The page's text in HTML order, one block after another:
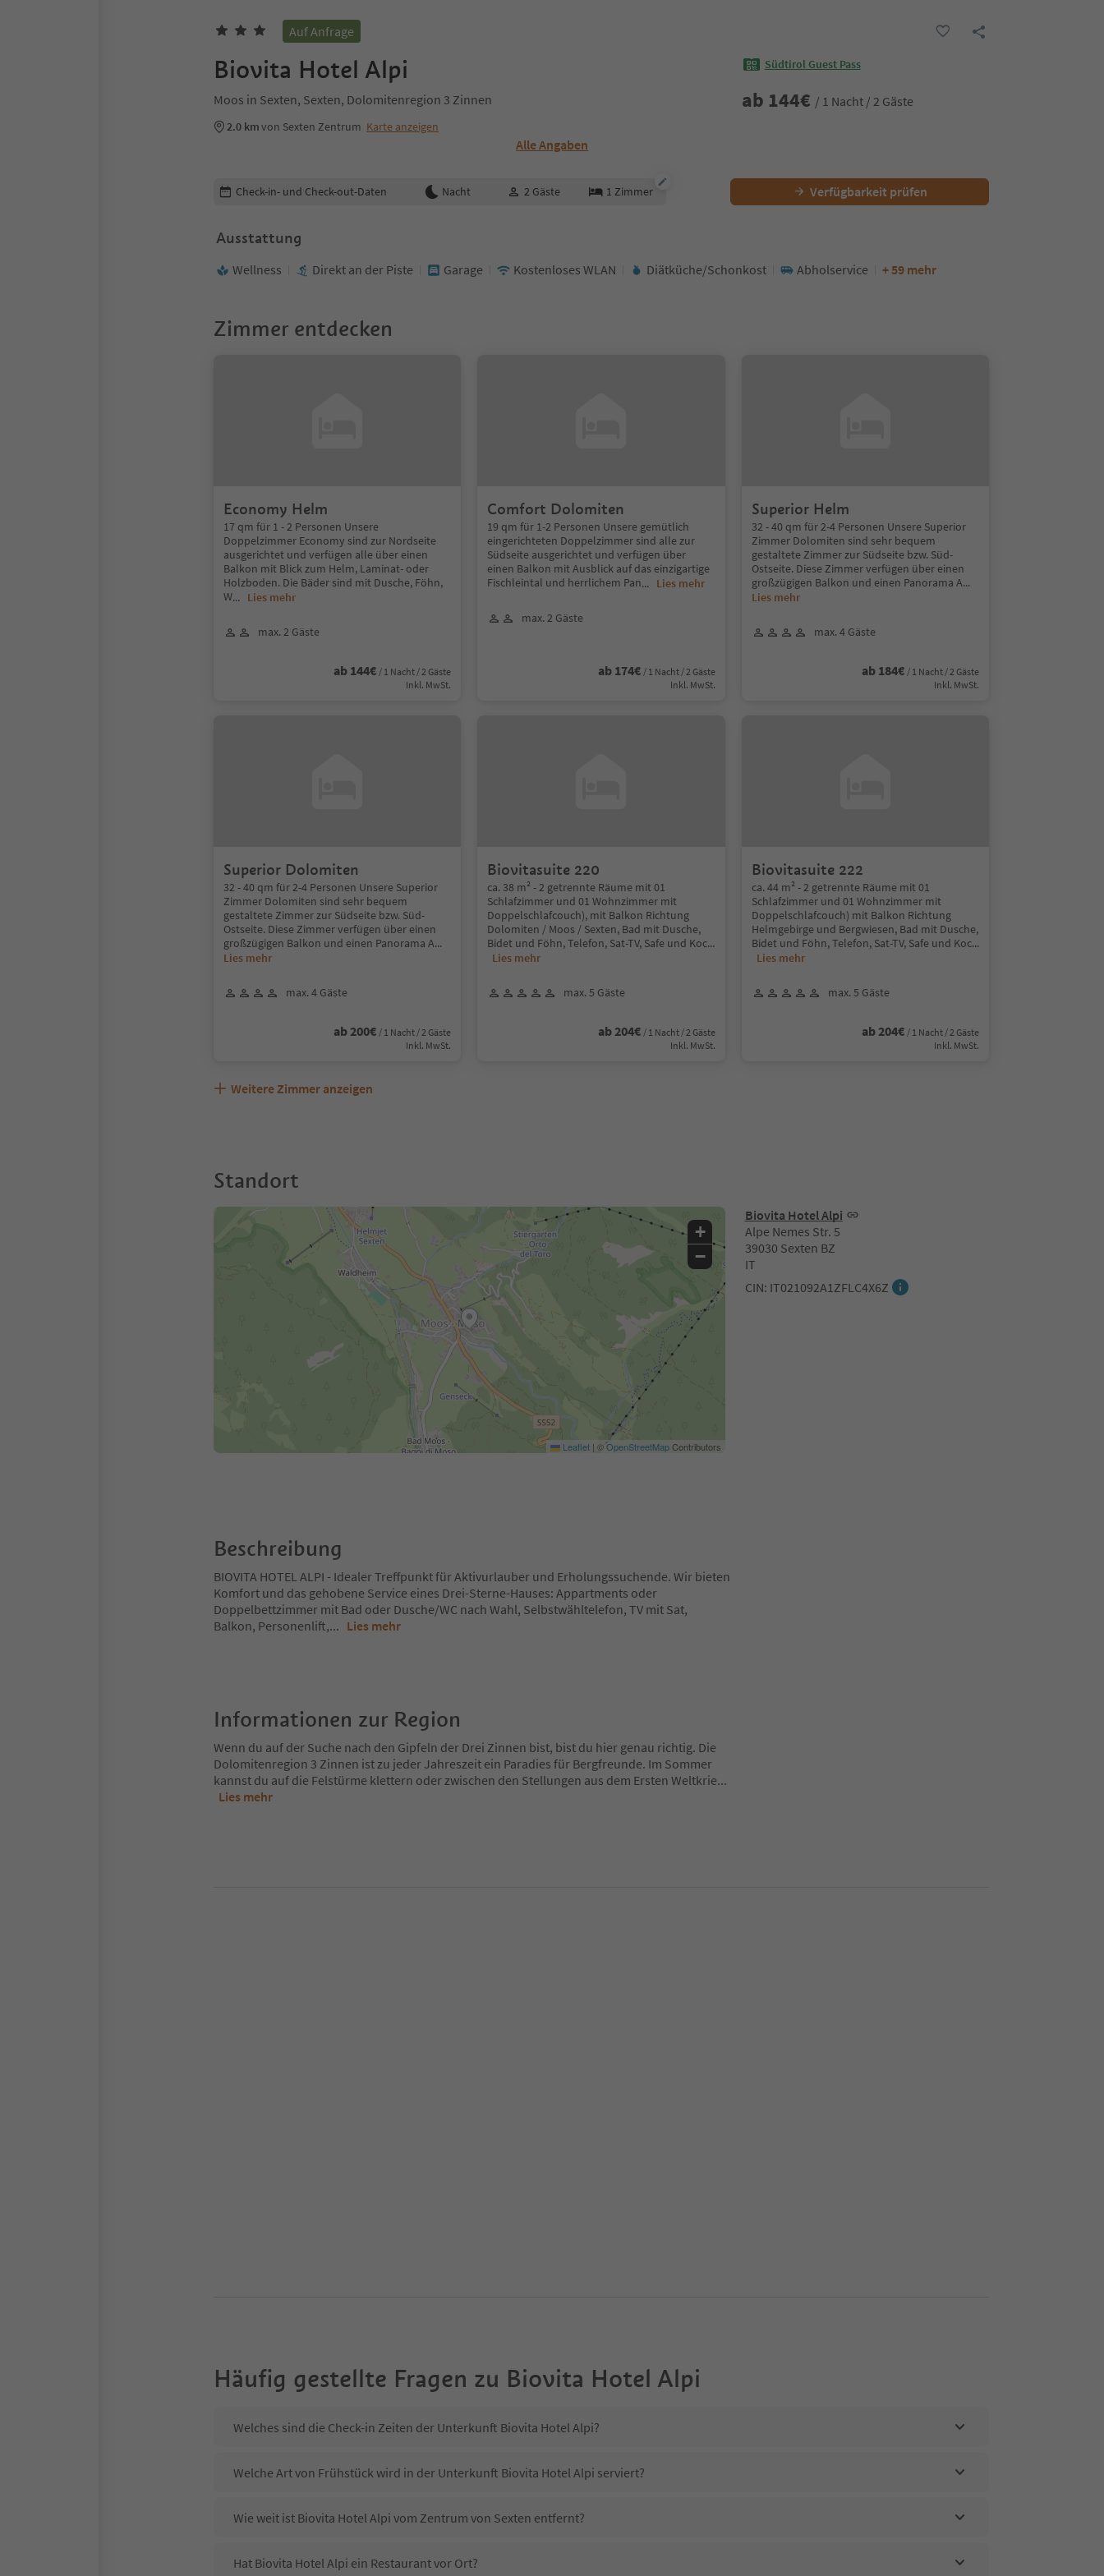
Auf Anfrage
Biovita Hotel Alpi
Moos in Sexten, Sexten, Dolomitenregion 3 Zinnen
2.0 kmvon Sexten Zentrum Karte anzeigen
Alle Angaben
Südtirol Guest Pass
ab 144€ / 1 Nacht / 2 Gäste
Buchungsdetails bearbeiten
Check-in- und Check-out-Daten Nacht 2 Gäste 1 Zimmer Verfügbarkeit prüfen
Ausstattung
Wellness Direkt an der Piste Garage Kostenloses WLAN Diätküche/Schonkost Abholservice + 59 mehr
Zimmer entdecken
Economy Helm
17 qm für 1 - 2 Personen Unsere
Doppelzimmer Economy sind zur Nordseite
ausgerichtet und verfügen alle über einen
Balkon mit Blick zum Helm, Laminat- oder
Holzboden. Die Bäder sind mit Dusche, Föhn,
W... Lies mehr
max. 2 Gäste
ab 144€ / 1 Nacht / 2 Gäste
Inkl. MwSt.
Comfort Dolomiten
19 qm für 1-2 Personen Unsere gemütlich
eingerichteten Doppelzimmer sind alle zur
Südseite ausgerichtet und verfügen über
einen Balkon mit Ausblick auf das einzigartige
Fischleintal und herrlichem Pan... Lies mehr
max. 2 Gäste
ab 174€ / 1 Nacht / 2 Gäste
Inkl. MwSt.
Superior Helm
32 - 40 qm für 2-4 Personen Unsere Superior
Zimmer Dolomiten sind sehr bequem
gestaltete Zimmer zur Südseite bzw. Süd-
Ostseite. Diese Zimmer verfügen über einen
großzügigen Balkon und einen Panorama A...
Lies mehr
max. 4 Gäste
ab 184€ / 1 Nacht / 2 Gäste
Inkl. MwSt.
Superior Dolomiten
32 - 40 qm für 2-4 Personen Unsere Superior
Zimmer Dolomiten sind sehr bequem
gestaltete Zimmer zur Südseite bzw. Süd-
Ostseite. Diese Zimmer verfügen über einen
großzügigen Balkon und einen Panorama A...
Lies mehr
max. 4 Gäste
ab 200€ / 1 Nacht / 2 Gäste
Inkl. MwSt.
Biovitasuite 220
ca. 38 m² - 2 getrennte Räume mit 01
Schlafzimmer und 01 Wohnzimmer mit
Doppelschlafcouch), mit Balkon Richtung
Dolomiten / Moos / Sexten, Bad mit Dusche,
Bidet und Föhn, Telefon, Sat-TV, Safe und Koc...
Lies mehr
max. 5 Gäste
ab 204€ / 1 Nacht / 2 Gäste
Inkl. MwSt.
Biovitasuite 222
ca. 44 m² - 2 getrennte Räume mit 01
Schlafzimmer und 01 Wohnzimmer mit
Doppelschlafcouch) mit Balkon Richtung
Helmgebirge und Bergwiesen, Bad mit Dusche,
Bidet und Föhn, Telefon, Sat-TV, Safe und Koc...
Lies mehr
max. 5 Gäste
ab 204€ / 1 Nacht / 2 Gäste
Inkl. MwSt.
Weitere Zimmer anzeigen
Standort
Biovita Hotel Alpi
Alpe Nemes Str. 5
39030 Sexten BZ
IT
CIN: IT021092A1ZFLC4X6Z
+
−
Leaflet | ©OpenStreetMapContributors
Beschreibung
BIOVITA HOTEL ALPI - Idealer Treffpunkt für Aktivurlauber und Erholungssuchende. Wir bieten
Komfort und das gehobene Service eines Drei-Sterne-Hauses: Appartments oder
Doppelbettzimmer mit Bad oder Dusche/WC nach Wahl, Selbstwähltelefon, TV mit Sat,
Balkon, Personenlift,... Lies mehr
Informationen zur Region
Wenn du auf der Suche nach den Gipfeln der Drei Zinnen bist, bist du hier genau richtig. Die
Dolomitenregion 3 Zinnen ist zu jeder Jahreszeit ein Paradies für Bergfreunde. Im Sommer
kannst du auf die Felstürme klettern oder zwischen den Stellungen aus dem Ersten Weltkrie...
Lies mehr
Häufig gestellte Fragen zu Biovita Hotel Alpi
Welches sind die Check-in Zeiten der Unterkunft Biovita Hotel Alpi?
Welche Art von Frühstück wird in der Unterkunft Biovita Hotel Alpi serviert?
Wie weit ist Biovita Hotel Alpi vom Zentrum von Sexten entfernt?
Hat Biovita Hotel Alpi ein Restaurant vor Ort?